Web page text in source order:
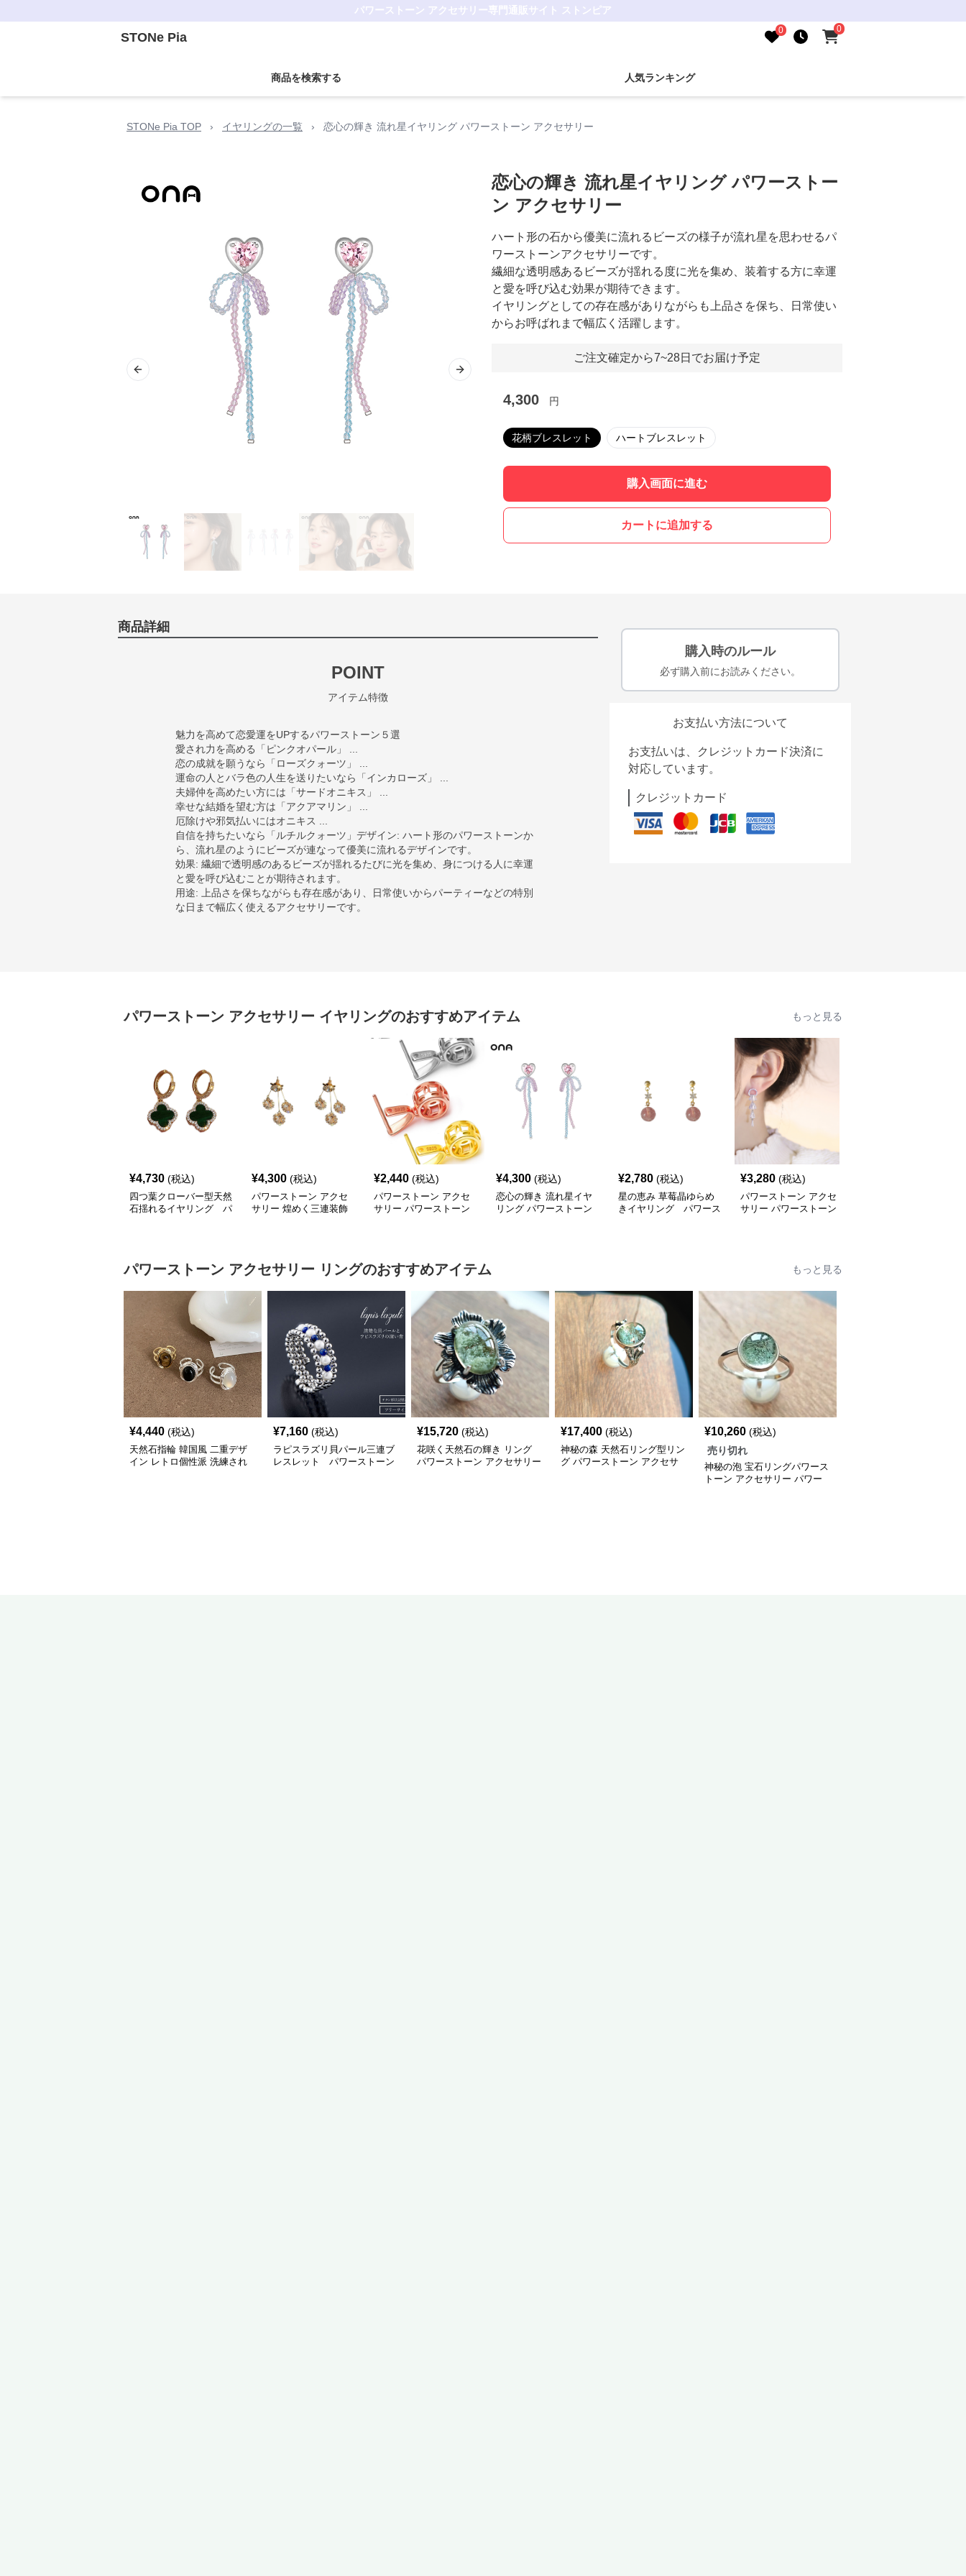
パワーストーン アクセサリー専門通販サイト ストンピア
STONe Pia 0 0
商品を検索する 人気ランキング
STONe Pia TOP › イヤリングの一覧 › 恋心の輝き 流れ星イヤリング パワーストーン アクセサリー
Previous slide Next slide
恋心の輝き 流れ星イヤリング パワーストー
ン アクセサリー
ハート形の石から優美に流れるビーズの様子が流れ星を思わせるパ
ワーストーンアクセサリーです。
繊細な透明感あるビーズが揺れる度に光を集め、装着する方に幸運
と愛を呼び込む効果が期待できます。
イヤリングとしての存在感がありながらも上品さを保ち、日常使い
からお呼ばれまで幅広く活躍します。
ご注文確定から7~28日でお届け予定
4,300 円
花柄ブレスレット ハートブレスレット
購入画面に進む
カートに追加する
商品詳細
POINT
アイテム特徴
魅力を高めて恋愛運をUPするパワーストーン５選
愛され力を高める「ピンクオパール」 ...
恋の成就を願うなら「ローズクォーツ」 ...
運命の人とバラ色の人生を送りたいなら「インカローズ」 ...
夫婦仲を高めたい方には「サードオニキス」 ...
幸せな結婚を望む方は「アクアマリン」 ...
厄除けや邪気払いにはオニキス ...
自信を持ちたいなら「ルチルクォーツ」デザイン: ハート形のパワーストーンか
ら、流れ星のようにビーズが連なって優美に流れるデザインです。
効果: 繊細で透明感のあるビーズが揺れるたびに光を集め、身につける人に幸運
と愛を呼び込むことが期待されます。
用途: 上品さを保ちながらも存在感があり、日常使いからパーティーなどの特別
な日まで幅広く使えるアクセサリーです。
購入時のルール
必ず購入前にお読みください。
お支払い方法について
お支払いは、クレジットカード決済に
対応しています。
クレジットカード
パワーストーン アクセサリー イヤリングのおすすめアイテム もっと見る
¥4,730 (税込)
四つ葉クローバー型天然
石揺れるイヤリング パ
¥4,300 (税込)
パワーストーン アクセ
サリー 煌めく三連装飾
¥2,440 (税込)
パワーストーン アクセ
サリー パワーストーン
¥4,300 (税込)
恋心の輝き 流れ星イヤ
リング パワーストーン
¥2,780 (税込)
星の恵み 草莓晶ゆらめ
きイヤリング パワース
¥3,280 (税込)
パワーストーン アクセ
サリー パワーストーン
パワーストーン アクセサリー リングのおすすめアイテム もっと見る
¥4,440 (税込)
天然石指輪 韓国風 二重デザ
イン レトロ個性派 洗練され
¥7,160 (税込)
ラピスラズリ貝パール三連ブ
レスレット パワーストーン
¥15,720 (税込)
花咲く天然石の輝き リング
パワーストーン アクセサリー
¥17,400 (税込)
神秘の森 天然石リング型リン
グ パワーストーン アクセサ
¥10,260 (税込)
売り切れ
神秘の泡 宝石リングパワース
トーン アクセサリー パワー